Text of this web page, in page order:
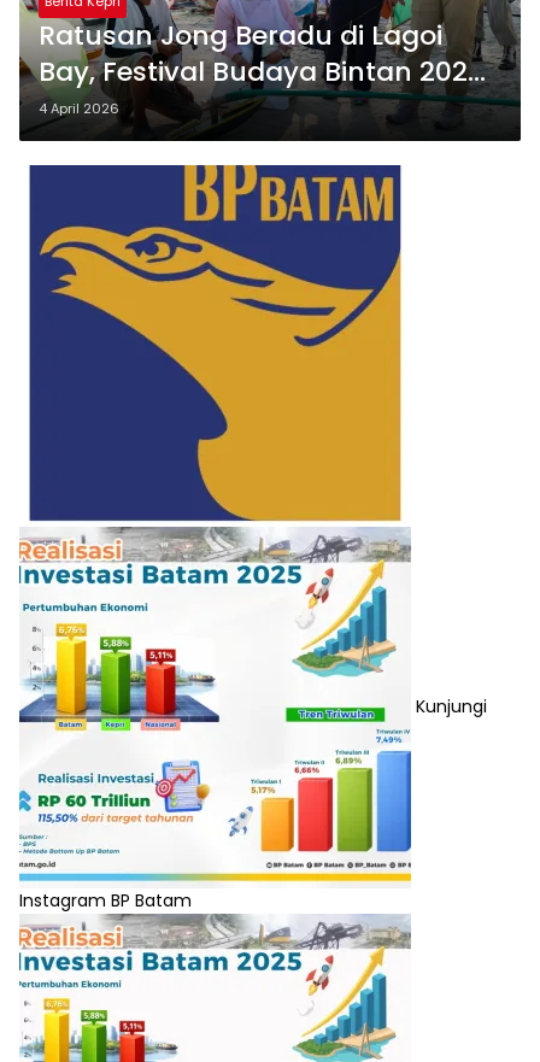
Ratusan Jong Beradu di Lagoi
Bay, Festival Budaya Bintan 2026
Sedot Perhatian Wisatawan
Mancanegara
4 April 2026
Kunjungi
Instagram BP Batam